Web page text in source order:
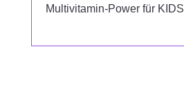
Multivitamin-Power für KIDS